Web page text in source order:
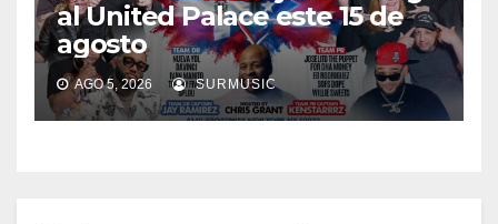
al United Palace este 15 de
agosto
AGO 5, 2026 SURMUSIC